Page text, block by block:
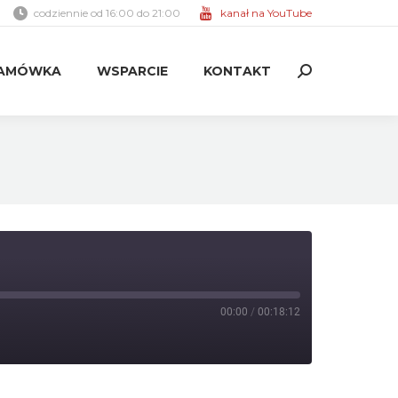
codziennie od 16:00 do 21:00 kanał na YouTube
WSPARCIE KONTAKT Search:
00:00 / 00:18:12